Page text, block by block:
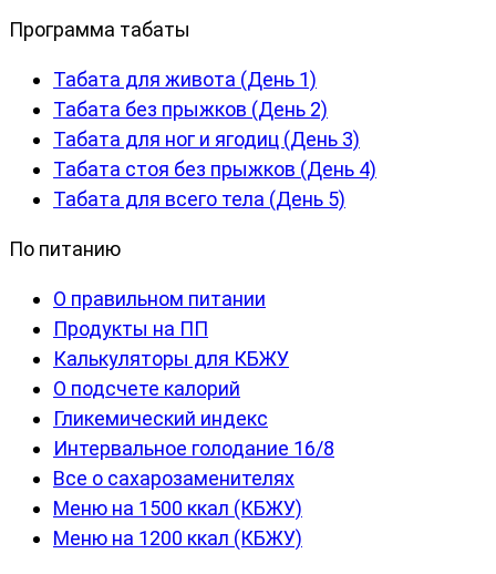
Программа табаты
Табата для живота (День 1)
Табата без прыжков (День 2)
Табата для ног и ягодиц (День 3)
Табата стоя без прыжков (День 4)
Табата для всего тела (День 5)
По питанию
О правильном питании
Продукты на ПП
Калькуляторы для КБЖУ
О подсчете калорий
Гликемический индекс
Интервальное голодание 16/8
Все о сахарозаменителях
Меню на 1500 ккал (КБЖУ)
Меню на 1200 ккал (КБЖУ)